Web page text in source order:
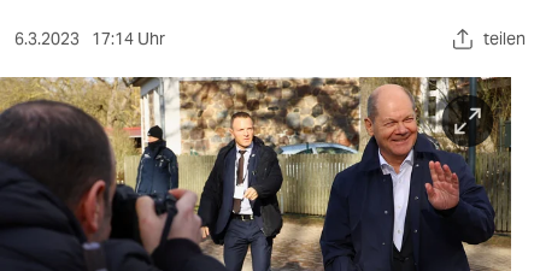
sport
berlin
nord
wahrheit
6.3.2023 17:14 Uhr teilen